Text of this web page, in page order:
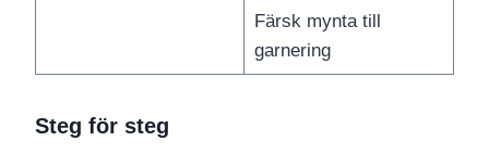
Färsk mynta till
garnering
Steg för steg